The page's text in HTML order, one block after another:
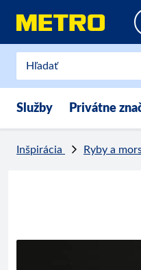
Služby Privátne
Inšpirácia Ryby a